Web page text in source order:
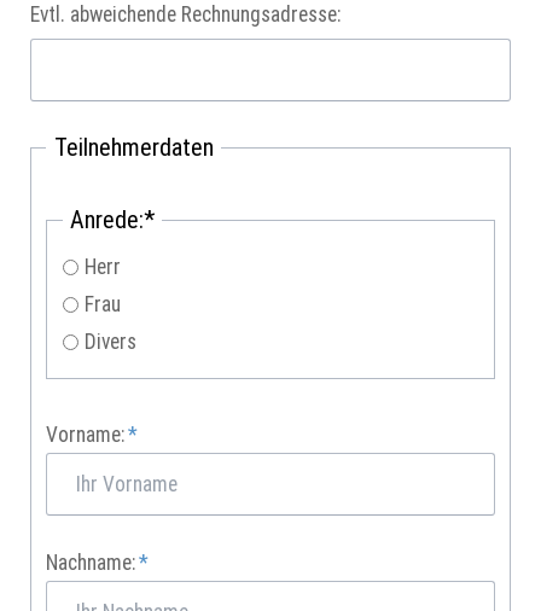
Evtl. abweichende Rechnungsadresse:
Teilnehmerdaten
Pflichtfeld
Anrede:*
Herr
Frau
Divers
Pflichtfeld
Vorname:*
Pflichtfeld
Nachname:*